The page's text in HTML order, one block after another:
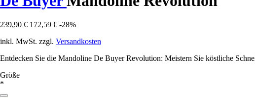
239,90 € 172,59 € -28%
inkl. MwSt. zzgl. Versandkosten
Entdecken Sie die Mandoline De Buyer Revolution: Meistern Sie köstliche
Größe
*